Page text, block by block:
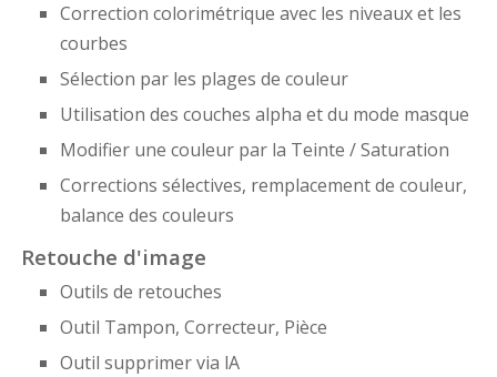
Correction colorimétrique avec les niveaux et les
courbes
Sélection par les plages de couleur
Utilisation des couches alpha et du mode masque
Modifier une couleur par la Teinte / Saturation
Corrections sélectives, remplacement de couleur,
balance des couleurs
Retouche d'image
Outils de retouches
Outil Tampon, Correcteur, Pièce
Outil supprimer via lA